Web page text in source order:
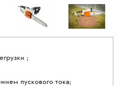
;
пускового тока;